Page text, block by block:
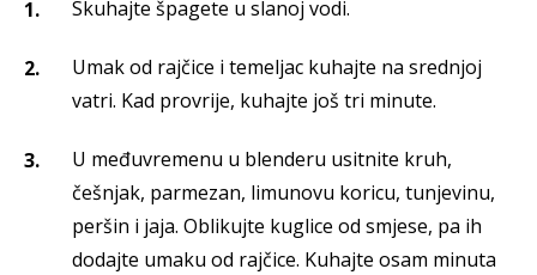
Skuhajte špagete u slanoj vodi.
Umak od rajčice i temeljac kuhajte na srednjoj
vatri. Kad provrije, kuhajte još tri minute.
U međuvremenu u blenderu usitnite kruh,
češnjak, parmezan, limunovu koricu, tunjevinu,
peršin i jaja. Oblikujte kuglice od smjese, pa ih
dodajte umaku od rajčice. Kuhajte osam minuta